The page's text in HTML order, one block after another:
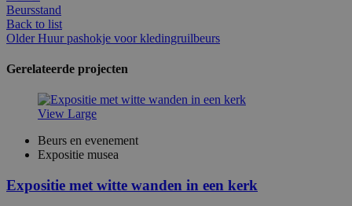
Beursstand
Back to list
Older Huur pashokje voor kledingruilbeurs
Gerelateerde projecten
View Large
Beurs en evenement
Expositie musea
Expositie met witte wanden in een kerk